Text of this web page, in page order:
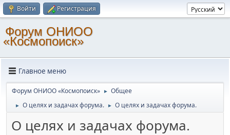
Войти Регистрация
Форум ОНИОО
«Космопоиск»
Главное меню
Форум ОНИОО «Космопоиск» ► Общее
► О целях и задачах форума. ► О целях и задачах форума.
О целях и задачах форума.